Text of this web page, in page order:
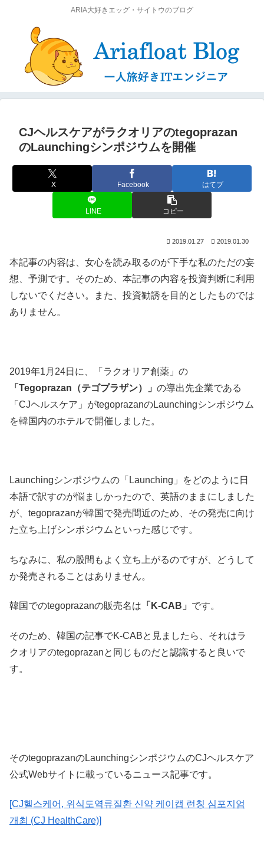
ARIA大好きエッグ・サイトウのブログ
CJヘルスケアがラクオリアのtegoprazan
のLaunchingシンポジウムを開催
X Facebook はてブ
LINE コピー
2019.01.27 2019.01.30
本記事の内容は、女心を読み取るのが下手な私のただの妄
想、予測です。そのため、本記事の内容を投資判断に利用
しないでください。また、投資勧誘を目的としたものでは
ありません。
2019年1月24日に、「ラクオリア創薬」の
「Tegoprazan（テゴプラザン）」 の導出先企業である
「CJヘルスケア」がtegoprazanのLaunchingシンポジウム
を韓国内のホテルで開催しました。
Launchingシンポジウムの「Launching」をどのように日
本語で訳すのが悩ましかったので、英語のままにしました
が、tegoprazanが韓国で発売間近のため、その発売に向け
た立ち上げシンポジウムといった感じです。
ちなみに、私の股間もよく立ち上がるのですが、どうして
か発売されることはありません。
韓国でのtegoprazanの販売名は 「K-CAB」 です。
そのため、韓国の記事でK-CABと見ましたら、それはラ
クオリアのtegoprazanと同じものだと認識すると良いで
す。
そのtegoprazanのLaunchingシンポジウムのCJヘルスケア
公式Webサイトに載っているニュース記事です。
[CJ헬스케어, 위식도역류질환 신약 케이캡 런칭 심포지엄
개최 (CJ HealthCare)]